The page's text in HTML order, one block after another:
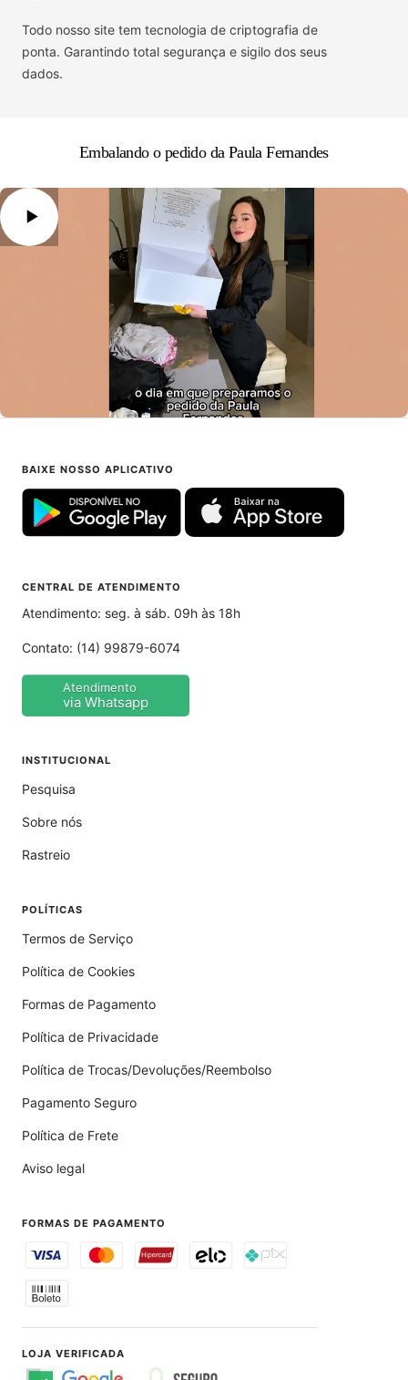
Todo nosso site tem tecnologia de criptografia de
ponta. Garantindo total segurança e sigilo dos seus
dados.
Embalando o pedido da Paula Fernandes
BAIXE NOSSO APLICATIVO
CENTRAL DE ATENDIMENTO
Atendimento: seg. à sáb. 09h às 18h
Contato: (14) 99879-6074
Atendimento
via Whatsapp
INSTITUCIONAL
Pesquisa
Sobre nós
Rastreio
POLÍTICAS
Termos de Serviço
Política de Cookies
Formas de Pagamento
Política de Privacidade
Política de Trocas/Devoluções/Reembolso
Pagamento Seguro
Política de Frete
Aviso legal
FORMAS DE PAGAMENTO
LOJA VERIFICADA